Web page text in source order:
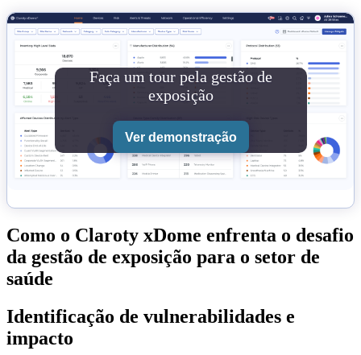
Faça um tour pela gestão de
exposição
Ver demonstração
Como o Claroty xDome enfrenta o desafio
da gestão de exposição para o setor de
saúde
Identificação de vulnerabilidades e
impacto